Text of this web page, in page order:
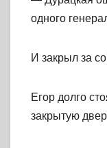
одного
И закрыл за
Егор долго
закрытую